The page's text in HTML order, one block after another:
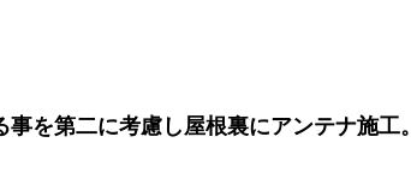
を第二に考慮し屋根裏にアンテナ施工。